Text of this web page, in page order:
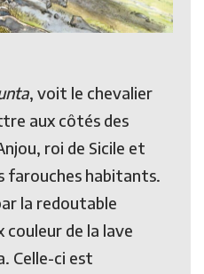
, voit le chevalier
aux côtés des
roi de Sicile et
farouches habitants.
la redoutable
couleur de la lave
Celle-ci est